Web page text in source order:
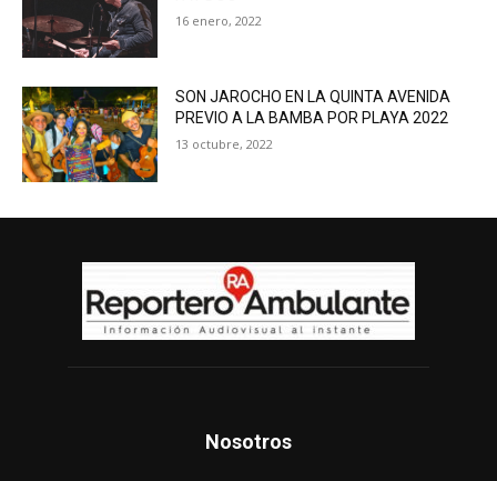
16 enero, 2022
SON JAROCHO EN LA QUINTA AVENIDA
PREVIO A LA BAMBA POR PLAYA 2022
13 octubre, 2022
Nosotros